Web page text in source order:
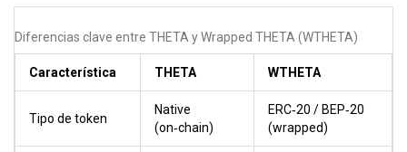
Diferencias clave entre THETA y Wrapped THETA (WTHETA)
Característica THETA WTHETA
Tipo de token
Native
(on‑chain)
ERC‑20 / BEP‑20
(wrapped)